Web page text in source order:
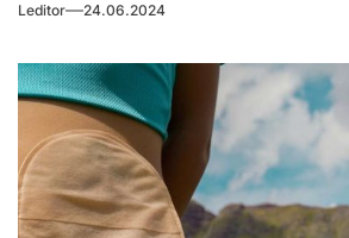
Одним из таких...
Leditor 24.06.2024